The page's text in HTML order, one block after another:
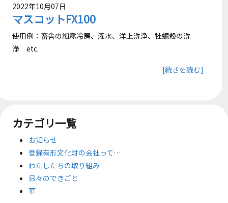
2022年10月07日
マスコットFX100
使用例：畜舎の細霧冷房、潅水、洋上洗浄、牡蠣殻の洗
浄 etc.
[続きを読む]
カテゴリ一覧
お知らせ
登録有形文化財の会社って…
わたしたちの取り組み
日々のできごと
華